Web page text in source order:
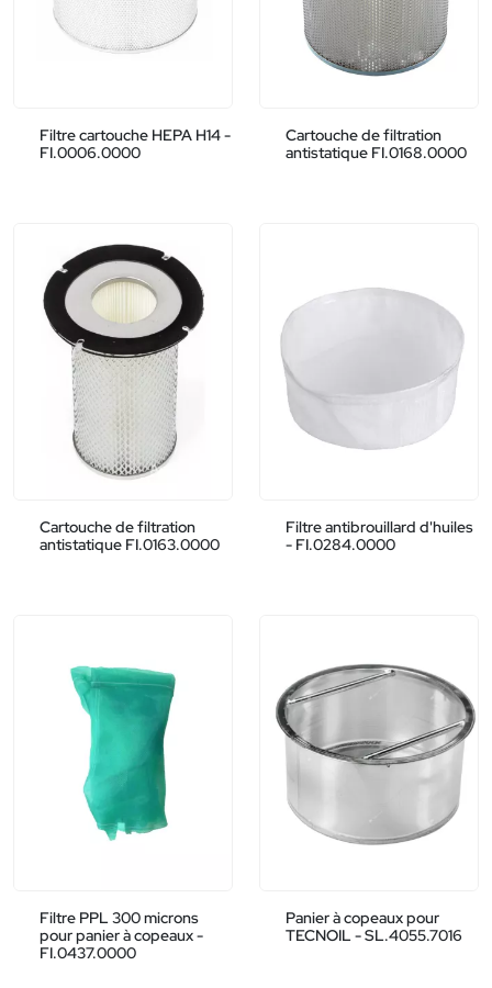
Filtre cartouche HEPA H14 -
FI.0006.0000
Cartouche de filtration
antistatique FI.0168.0000
Cartouche de filtration
antistatique FI.0163.0000
Filtre antibrouillard d'huiles
- FI.0284.0000
Filtre PPL 300 microns
pour panier à copeaux -
FI.0437.0000
Panier à copeaux pour
TECNOIL - SL.4055.7016